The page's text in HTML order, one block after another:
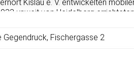
Kislau e. V. entwickelten
unweit von Heidelberg
zwischen Demokratie und
aber nicht nur an Jugendliche,
Gegendruck, Fischergasse 2